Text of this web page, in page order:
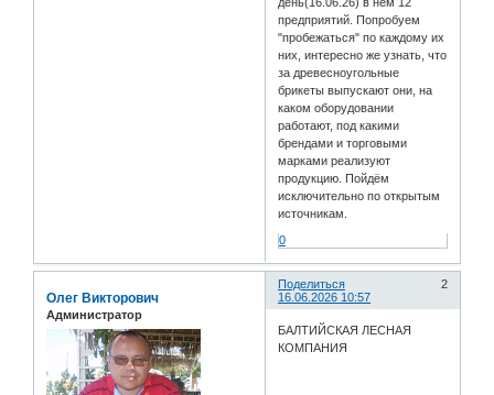
предприятий. Попробуем
"пробежаться" по каждому их
них, интересно же узнать, что
за древесноугольные
брикеты выпускают они, на
каком оборудовании
работают, под какими
брендами и торговыми
марками реализуют
продукцию. Пойдём
исключительно по открытым
источникам.
0
Поделиться
2
16.06.2026 10:57
Олег Викторович
Администратор
БАЛТИЙСКАЯ ЛЕСНАЯ
КОМПАНИЯ